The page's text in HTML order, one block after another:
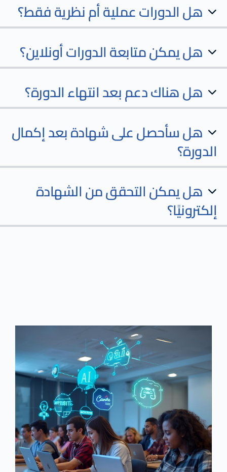
هل الدورات عملية أم نظرية فقط؟
هل يمكن متابعة الدورات أونلاين؟
هل هناك دعم بعد انتهاء الدورة؟
هل سأحصل على شهادة بعد إكمال
الدورة؟
هل يمكن التحقق من الشهادة
إلكترونيًا؟